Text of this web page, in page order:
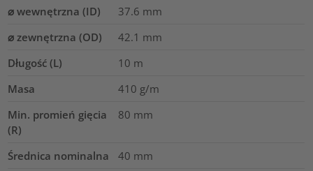
⌀ wewnętrzna (ID)
37.6 mm
⌀ zewnętrzna (OD)
42.1 mm
Długość (L)
10 m
Masa
410 g/m
Min. promień gięcia
(R)
80 mm
Średnica nominalna 40 mm